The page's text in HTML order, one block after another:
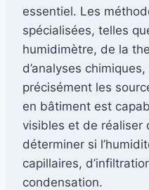
essentiel. Les
spécialisées, telles
humidimètre, de la
d’analyses
précisément les
en bâtiment est
visibles et de réaliser
déterminer si
capillaires,
condensation.